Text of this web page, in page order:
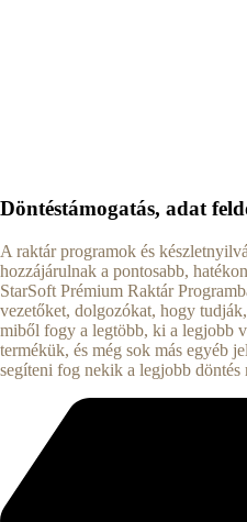
Döntéstámogatás, adat
A raktár programok és
hozzájárulnak a pontosabb,
StarSoft Prémium Raktár
vezetőket, dolgozókat, hogy
miből fogy a legtöbb, ki a legjobb
termékük, és még sok más egyéb
segíteni fog nekik a legjobb döntés